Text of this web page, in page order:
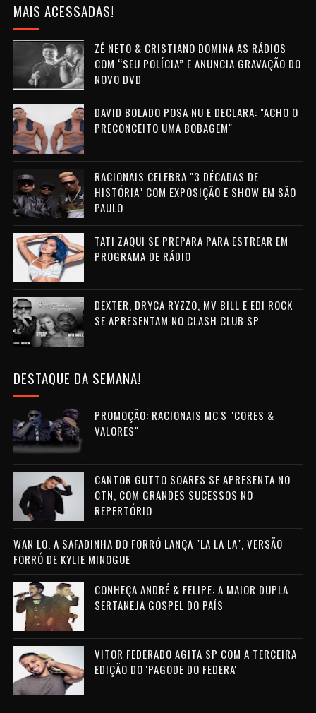
MAIS ACESSADAS!
ZÉ NETO & CRISTIANO DOMINA AS RÁDIOS
COM “SEU POLÍCIA” E ANUNCIA GRAVAÇÃO DO
NOVO DVD
DAVID BOLADO POSA NU E DECLARA: "ACHO O
PRECONCEITO UMA BOBAGEM"
RACIONAIS CELEBRA "3 DÉCADAS DE
HISTÓRIA" COM EXPOSIÇÃO E SHOW EM SÃO
PAULO
TATI ZAQUI SE PREPARA PARA ESTREAR EM
PROGRAMA DE RÁDIO
DEXTER, DRYCA RYZZO, MV BILL E EDI ROCK
SE APRESENTAM NO CLASH CLUB SP
DESTAQUE DA SEMANA!
PROMOÇÃO: RACIONAIS MC'S "CORES &
VALORES"
CANTOR GUTTO SOARES SE APRESENTA NO
CTN, COM GRANDES SUCESSOS NO
REPERTÓRIO
WAN LO, A SAFADINHA DO FORRÓ LANÇA "LA LA LA", VERSÃO
FORRÓ DE KYLIE MINOGUE
CONHEÇA ANDRÉ & FELIPE: A MAIOR DUPLA
SERTANEJA GOSPEL DO PAÍS
VITOR FEDERADO AGITA SP COM A TERCEIRA
EDIÇÃO DO 'PAGODE DO FEDERA'